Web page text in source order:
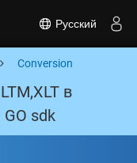
Русский
Conversion
в
sdk